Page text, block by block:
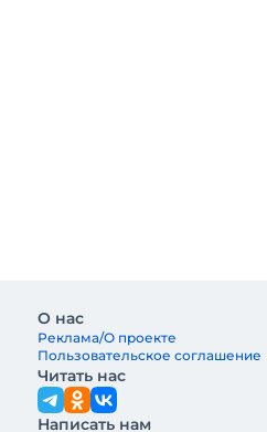
О нас
Реклама/О проекте
Пользовательское соглашение
Читать нас
Написать нам